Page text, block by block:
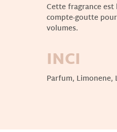
Cette fragrance est
compte-goutte
volumes.
INCI
Parfum, Limonene,